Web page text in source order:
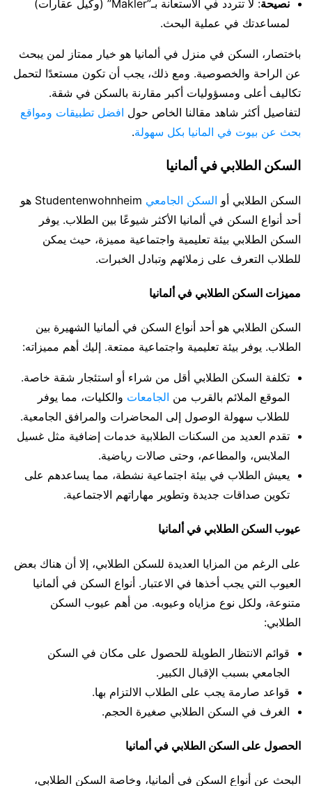
نصيحة
: لا تتردد في الاستعانة بـ”Makler” (وكيل عقارات)
لمساعدتك في عملية البحث.
باختصار، السكن في منزل في ألمانيا هو خيار ممتاز لمن يبحث
عن الراحة والخصوصية. ومع ذلك، يجب أن تكون مستعدًا لتحمل
تكاليف أعلى ومسؤوليات أكبر مقارنة بالسكن في شقة.
لتفاصيل أكثر شاهد مقالنا الخاص حول افضل تطبيقات ومواقع
بحث عن بيوت في المانيا بكل سهولة.
السكن الطلابي في ألمانيا
السكن الطلابي أو السكن الجامعي
Studentenwohnheim هو
أحد أنواع السكن في ألمانيا الأكثر شيوعًا بين الطلاب. يوفر
السكن الطلابي بيئة تعليمية واجتماعية مميزة، حيث يمكن
للطلاب التعرف على زملائهم وتبادل الخبرات.
مميزات السكن الطلابي في ألمانيا
السكن الطلابي هو أحد أنواع السكن في ألمانيا الشهيرة بين
الطلاب. يوفر بيئة تعليمية واجتماعية ممتعة. إليك أهم مميزاته:
تكلفة السكن الطلابي أقل من شراء أو استئجار شقة خاصة.
الموقع الملائم بالقرب من الجامعات والكليات، مما يوفر
للطلاب سهولة الوصول إلى المحاضرات والمرافق الجامعية.
تقدم العديد من السكنات الطلابية خدمات إضافية مثل غسيل
الملابس، والمطاعم، وحتى صالات رياضية.
يعيش الطلاب في بيئة اجتماعية نشطة، مما يساعدهم على
تكوين صداقات جديدة وتطوير مهاراتهم الاجتماعية.
عيوب السكن الطلابي في ألمانيا
على الرغم من المزايا العديدة للسكن الطلابي، إلا أن هناك بعض
العيوب التي يجب أخذها في الاعتبار. أنواع السكن في ألمانيا
متنوعة، ولكل نوع مزاياه وعيوبه. من أهم عيوب السكن
الطلابي:
قوائم الانتظار الطويلة للحصول على مكان في السكن
الجامعي بسبب الإقبال الكبير.
قواعد صارمة يجب على الطلاب الالتزام بها.
الغرف في السكن الطلابي صغيرة الحجم.
الحصول على السكن الطلابي في ألمانيا
البحث عن أنواع السكن في ألمانيا، وخاصة السكن الطلابي،